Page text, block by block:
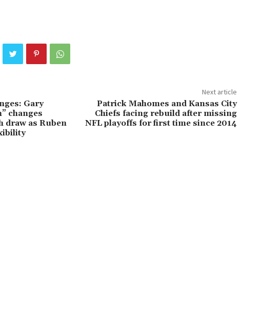
Gary
changes
draw as Ruben
Next article
Patrick Mahomes and Kansas City
Chiefs facing rebuild after missing
NFL playoffs for first time since 2014